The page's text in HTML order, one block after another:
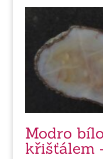
Modro
křišťálem